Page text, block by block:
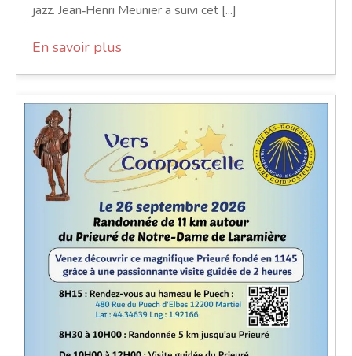
jazz. Jean‑Henri Meunier a suivi cet [...]
En savoir plus